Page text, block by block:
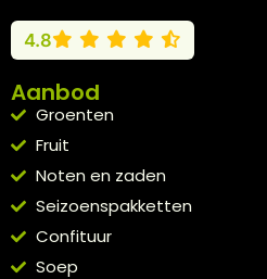
4.8
Aanbod
Groenten
Fruit
Noten en zaden
Seizoenspakketten
Confituur
Soep